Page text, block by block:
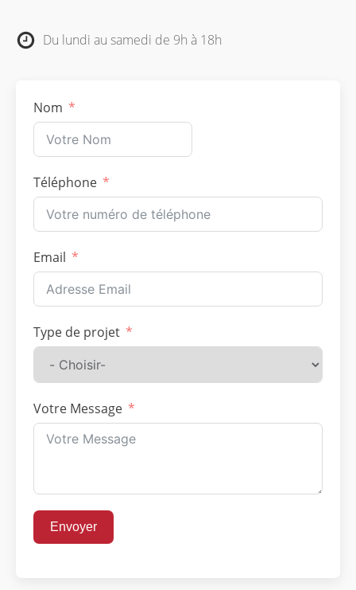
Du lundi au samedi de 9h à 18h
Nom
Téléphone
Email
Type de projet
Votre Message
Envoyer